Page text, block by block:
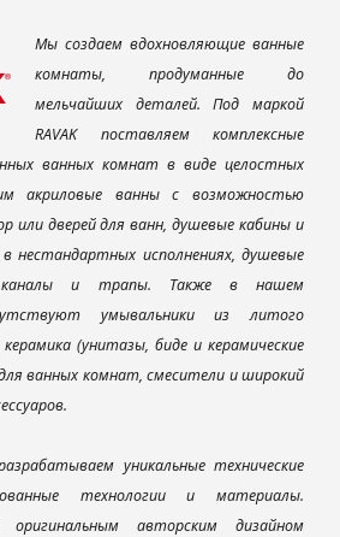
Мы создаем вдохновляющие ванные
комнаты, продуманные до
мельчайших деталей. Под маркой
RAVAK поставляем комплексные
ванных комнат в виде целостных
акриловые ванны с возможностью
или дверей для ванн, душевые кабины и
нестандартных исполнениях, душевые
каналы и трапы. Также в нашем
умывальники из литого
(унитазы, биде и керамические
ванных комнат, смесители и широкий
уникальные технические
технологии и материалы.
оригинальным авторским дизайном